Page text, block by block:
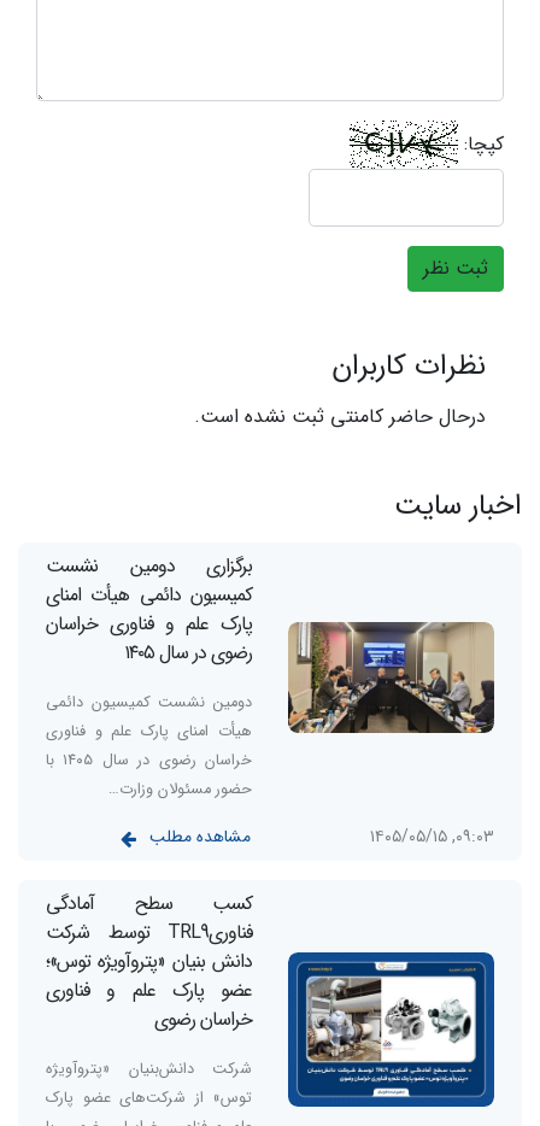
کپچا:
ثبت نظر
نظرات کاربران
درحال حاضر کامنتی ثبت نشده است.
اخبار سایت
برگزاری دومین نشست
کمیسیون دائمی هیأت امنای
پارک علم و فناوری خراسان
رضوی در سال ۱۴۰۵
دومین نشست کمیسیون دائمی
هیأت امنای پارک علم و فناوری
خراسان رضوی در سال ۱۴۰۵ با
حضور مسئولان وزارت…
۰۹:۰۳, ۱۴۰۵/۰۵/۱۵ مشاهده مطلب
کسب سطح آمادگی
فناوریTRL9 توسط شرکت
دانش بنیان «پتروآویژه‌‌ توس»؛
عضو پارک علم و فناوری
خراسان رضوی
شرکت دانش‌بنیان «پتروآویژه
توس» از شرکت‌های عضو پارک